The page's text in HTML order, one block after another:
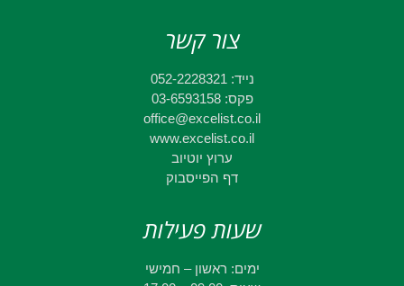
צור קשר
נייד: 052-2228321
פקס: 03-6593158
office@excelist.co.il
www.excelist.co.il
ערוץ יוטיוב
דף הפייסבוק
שעות פעילות
ימים: ראשון – חמישי